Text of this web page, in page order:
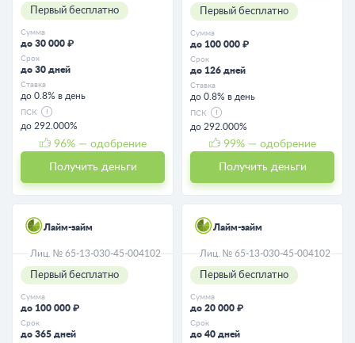
Первый бесплатно
Сумма
до 30 000 ₽
Срок
до 30 дней
Ставка
до 0.8% в день
ПСК
до 292.000%
96% — одобрение
Получить деньги
Первый бесплатно
Сумма
до 100 000 ₽
Срок
до 126 дней
Ставка
до 0.8% в день
ПСК
до 292.000%
99% — одобрение
Получить деньги
Лайм-займ
Лиц. № 65-13-030-45-004102
Первый бесплатно
Сумма
до 100 000 ₽
Срок
до 365 дней
Лайм-займ
Лиц. № 65-13-030-45-004102
Первый бесплатно
Сумма
до 20 000 ₽
Срок
до 40 дней